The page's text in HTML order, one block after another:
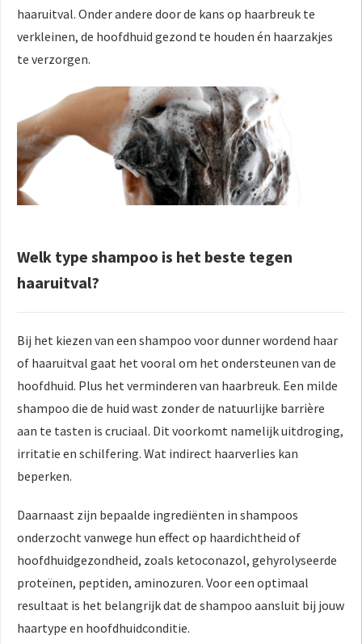
haaruitval. Onder andere door de kans op haarbreuk te
verkleinen, de hoofdhuid gezond te houden én haarzakjes
te verzorgen.
Welk type shampoo is het beste tegen
haaruitval?
Bij het kiezen van een shampoo voor dunner wordend haar
of haaruitval gaat het vooral om het ondersteunen van de
hoofdhuid. Plus het verminderen van haarbreuk. Een milde
shampoo die de huid wast zonder de natuurlijke barrière
aan te tasten is cruciaal. Dit voorkomt namelijk uitdroging,
irritatie en schilfering. Wat indirect haarverlies kan
beperken.
Daarnaast zijn bepaalde ingrediënten in shampoos
onderzocht vanwege hun effect op haardichtheid of
hoofdhuidgezondheid, zoals ketoconazol, gehyrolyseerde
proteïnen, peptiden, aminozuren. Voor een optimaal
resultaat is het belangrijk dat de shampoo aansluit bij jouw
haartype en hoofdhuidconditie.